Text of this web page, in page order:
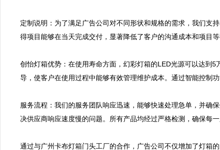
定制说明：为了满足广告公司对不同形状和规格的需求，我们支
得项目能够在当天完成交付，显著降低了客户的沟通成本和项目
创怡灯箱优势：在使用寿命方面，幻彩灯箱的LED光源可以达到
导，使客户在使用过程中能够有效管理维护成本。通过智能控制
服务流程：我们的服务团队响应迅速，能够快速处理急单，并确
决供应商响应速度慢的问题。所有产品均经过严格检测，确保每
通过与广州卡布灯箱门头工厂的合作，广告公司不仅增加了灯箱